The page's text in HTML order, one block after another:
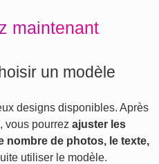
maintenant
un modèle
designs disponibles. Après
, vous pourrez ajuster les
nombre de photos, le texte,
utiliser le modèle.